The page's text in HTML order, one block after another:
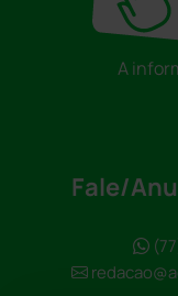
A
Fale/